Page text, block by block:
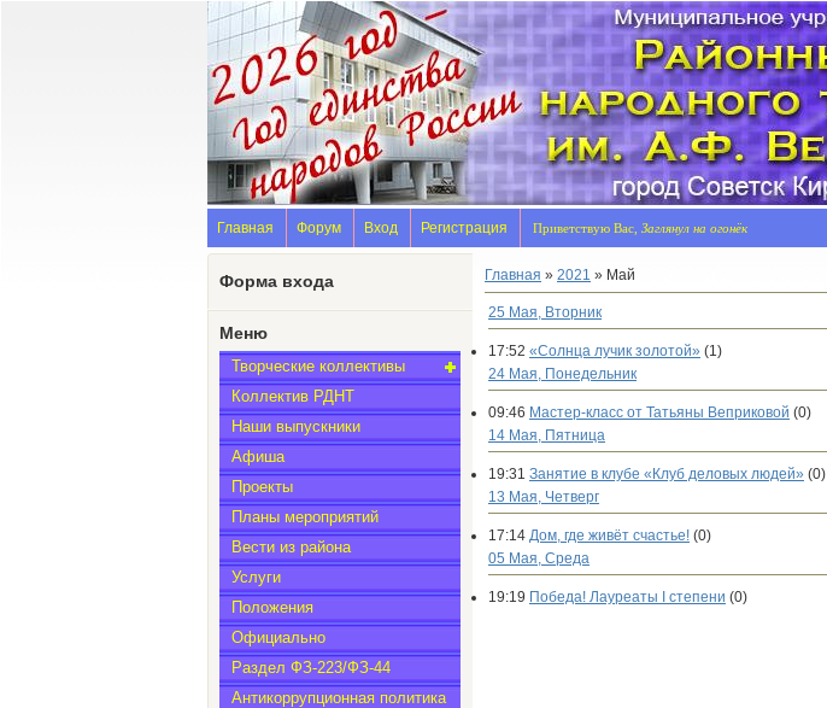
Главная Форум Вход Регистрация Приветствую Вас, Заглянул на огонёк
Форма входа
Меню
Творческие коллективы
Коллектив РДНТ
Наши выпускники
Афиша
Проекты
Планы мероприятий
Вести из района
Услуги
Положения
Официально
Раздел ФЗ-223/ФЗ-44
Антикоррупционная политика
Главная » 2021 » Май
25 Мая, Вторник
17:52 «Солнца лучик золотой» (1)
24 Мая, Понедельник
09:46 Мастер-класс от Татьяны Веприковой (0)
14 Мая, Пятница
19:31 Занятие в клубе «Клуб деловых людей» (0)
13 Мая, Четверг
17:14 Дом, где живёт счастье! (0)
05 Мая, Среда
19:19 Победа! Лауреаты I степени (0)